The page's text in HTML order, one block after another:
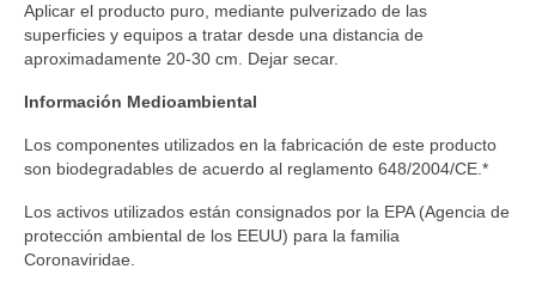
Aplicar el producto puro, mediante pulverizado de las
superficies y equipos a tratar desde una distancia de
aproximadamente 20-30 cm. Dejar secar.
Información Medioambiental
Los componentes utilizados en la fabricación de este producto
son biodegradables de acuerdo al reglamento 648/2004/CE.*
Los activos utilizados están consignados por la EPA (Agencia de
protección ambiental de los EEUU) para la familia
Coronaviridae.